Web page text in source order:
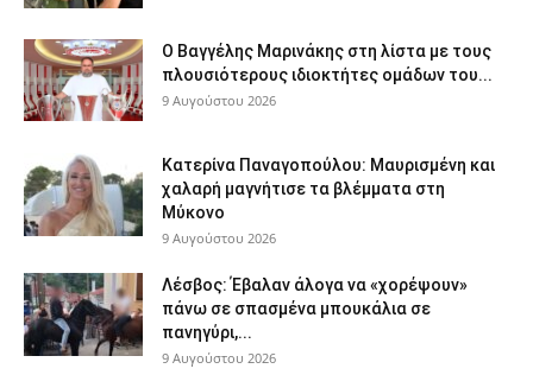
Ο Βαγγέλης Μαρινάκης στη λίστα με τους
πλουσιότερους ιδιοκτήτες ομάδων του...
9 Αυγούστου 2026
Κατερίνα Παναγοπούλου: Μαυρισμένη και
χαλαρή μαγνήτισε τα βλέμματα στη
Μύκονο
9 Αυγούστου 2026
Λέσβος: Έβαλαν άλογα να «χορέψουν»
πάνω σε σπασμένα μπουκάλια σε
πανηγύρι,...
9 Αυγούστου 2026